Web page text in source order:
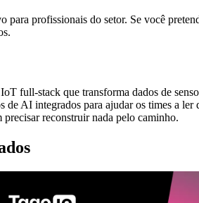
para profissionais do setor. Se você
full-stack que transforma dados de
de AI integrados para ajudar os times a
reconstruir nada pelo caminho.